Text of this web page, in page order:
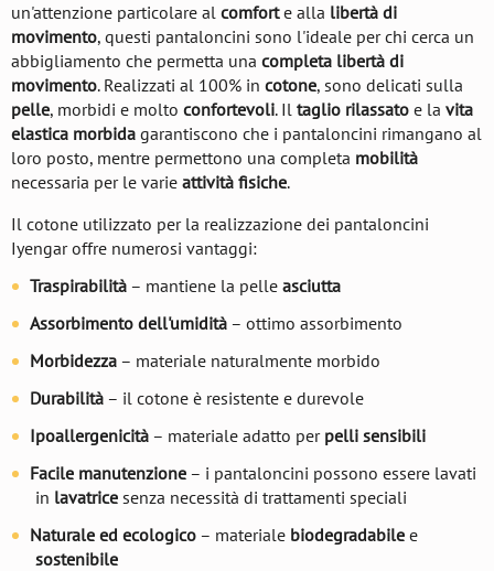
un'attenzione particolare al comforte alla libertà di
movimento, questi pantaloncini sono l'ideale per chi cerca un
abbigliamento che permetta una completa libertà di
movimento. Realizzati al 100% in cotone, sono delicati sulla
pelle, morbidi e molto confortevoli. Il taglio rilassato e la vita
elastica morbida garantiscono che i pantaloncini rimangano al
loro posto, mentre permettono una completa mobilità
necessaria per le varie attività fisiche.
Il cotone utilizzato per la realizzazione dei pantaloncini
Iyengar offre numerosi vantaggi:
Traspirabilità – mantiene la pelle asciutta
Assorbimento dell'umidità – ottimo assorbimento
Morbidezza – materiale naturalmente morbido
Durabilità – il cotone è resistente e durevole
Ipoallergenicità – materiale adatto per pelli sensibili
Facile manutenzione – i pantaloncini possono essere lavati
in lavatrice senza necessità di trattamenti speciali
Naturale ed ecologico – materiale biodegradabile e
sostenibile